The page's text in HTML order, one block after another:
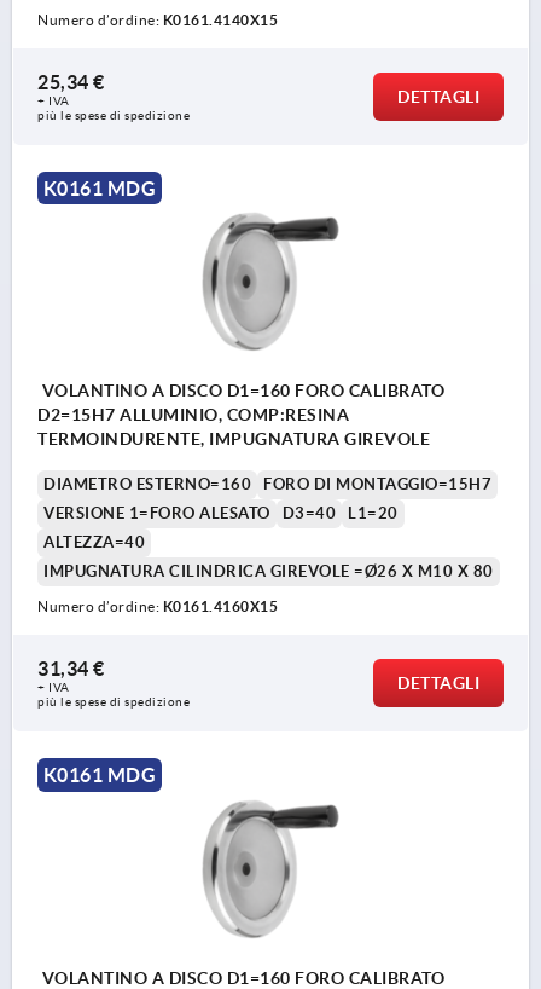
Numero d’ordine: K0161.4140X15
25,34 €
+ IVA
più le spese di spedizione
DETTAGLI
K0161 MDG
VOLANTINO A DISCO D1=160 FORO CALIBRATO
D2=15H7 ALLUMINIO, COMP:RESINA
TERMOINDURENTE, IMPUGNATURA GIREVOLE
DIAMETRO ESTERNO=160
FORO DI MONTAGGIO=15H7
VERSIONE 1=FORO ALESATO
D3=40
L1=20
ALTEZZA=40
IMPUGNATURA CILINDRICA GIREVOLE =Ø26 X M10 X 80
Numero d’ordine: K0161.4160X15
31,34 €
+ IVA
più le spese di spedizione
DETTAGLI
K0161 MDG
VOLANTINO A DISCO D1=160 FORO CALIBRATO